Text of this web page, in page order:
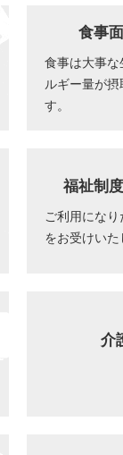
食事
食事は大事
ルギー量が
す。
福祉制
ご利用にな
をお受けいた
介